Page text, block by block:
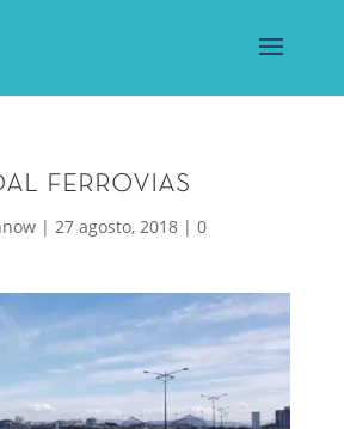
ferrovias
| 27 agosto, 2018| 0